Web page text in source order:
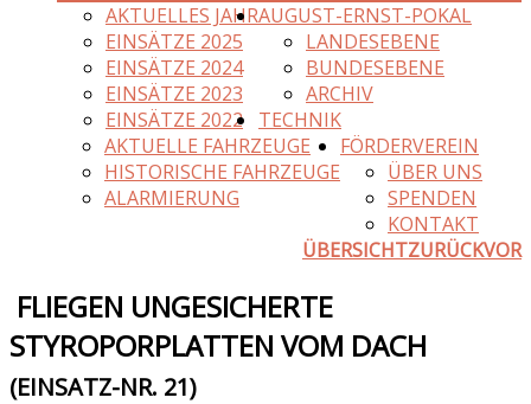
AKTUELLES JAHR
EINSÄTZE 2025
EINSÄTZE 2024
EINSÄTZE 2023
EINSÄTZE 2022
AUGUST-ERNST-POKAL
LANDESEBENE
BUNDESEBENE
ARCHIV
TECHNIK
AKTUELLE FAHRZEUGE
HISTORISCHE FAHRZEUGE
ALARMIERUNG
FÖRDERVEREIN
ÜBER UNS
SPENDEN
KONTAKT
ÜBERSICHTZURÜCKVOR
FLIEGEN UNGESICHERTE
STYROPORPLATTEN VOM DACH
(EINSATZ-NR. 21)